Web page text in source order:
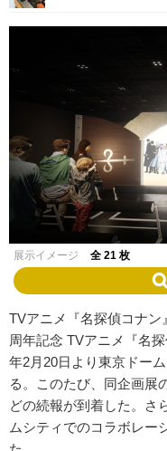
展示イメージ 全 21 枚
TVアニメ『名探偵コナ
周年記念 TVアニメ『名
年2月20日より東京ドー
る。このたび、同企画展
どの続報が到着した。さ
ムシティでのコラボレー